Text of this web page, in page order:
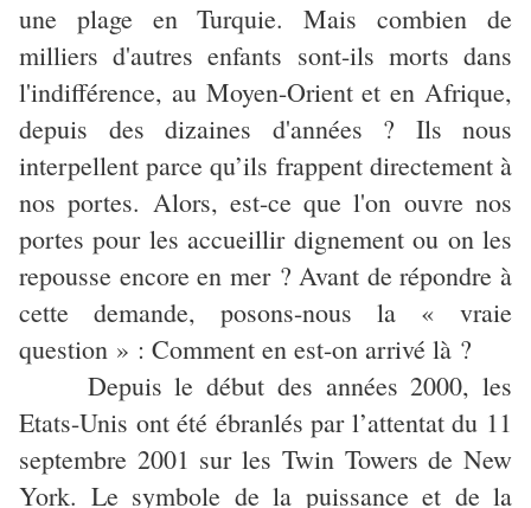
une plage en Turquie. Mais combien de
milliers d'autres enfants sont-ils morts dans
l'indifférence, au Moyen-Orient et en Afrique,
depuis des dizaines d'années ? Ils nous
interpellent parce qu’ils frappent directement à
nos portes. Alors, est-ce que l'on ouvre nos
portes pour les accueillir dignement ou on les
repousse encore en mer ? Avant de répondre à
cette demande, posons-nous la « vraie
question » : Comment en est-on arrivé là ?
Depuis le début des années 2000, les
Etats-Unis ont été ébranlés par l’attentat du 11
septembre 2001 sur les Twin Towers de New
York. Le symbole de la puissance et de la